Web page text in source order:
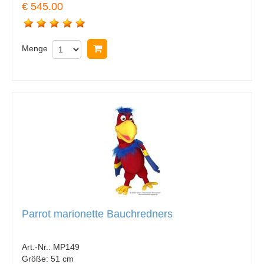
€ 545.00
Menge
Parrot marionette Bauchredners
Art.-Nr.: MP149
Größe: 51 cm